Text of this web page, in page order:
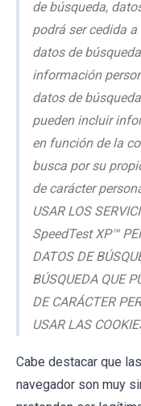
de búsqueda,
podrá ser cedida
datos de
información
datos de
pueden incluir
en función de la
busca por su
de carácter
USAR LOS
SpeedTest XP™
DATOS DE
BÚSQUEDA QUE
DE CARÁCTER
USAR LAS
Cabe destacar que
navegador son muy